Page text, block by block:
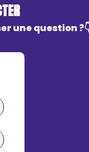
une question